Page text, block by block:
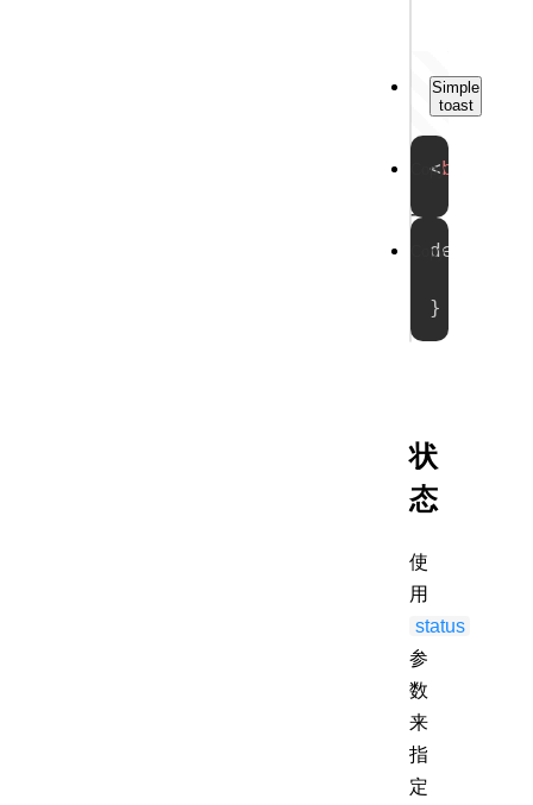
Simple
toast
一
<button
Copy
}
Copy
状
态
使
用
status
参
数
来
指
定